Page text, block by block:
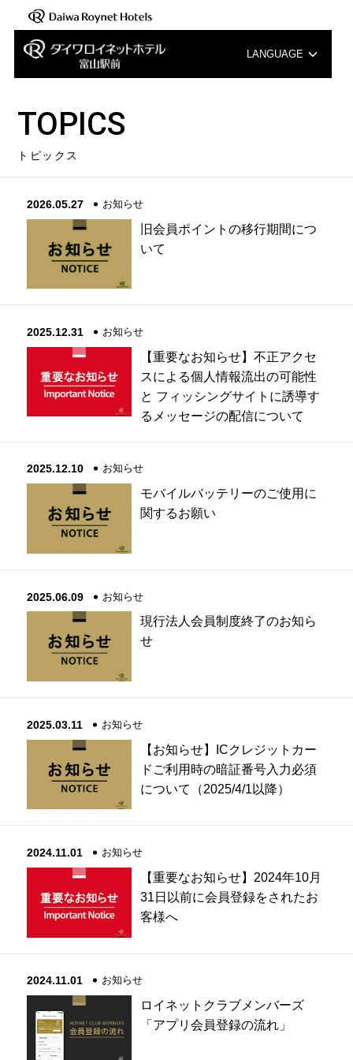
LANGUAGE
TOPICS
トピックス
2026.05.27 お知らせ
旧会員ポイントの移行期間につ
いて
2025.12.31 お知らせ
【重要なお知らせ】不正アクセ
スによる個人情報流出の可能性
と フィッシングサイトに誘導す
るメッセージの配信について
2025.12.10 お知らせ
モバイルバッテリーのご使用に
関するお願い
2025.06.09 お知らせ
現行法人会員制度終了のお知ら
せ
2025.03.11 お知らせ
【お知らせ】ICクレジットカー
ドご利用時の暗証番号入力必須
について（2025/4/1以降）
2024.11.01 お知らせ
【重要なお知らせ】2024年10月
31日以前に会員登録をされたお
客様へ
2024.11.01 お知らせ
ロイネットクラブメンバーズ
「アプリ会員登録の流れ」